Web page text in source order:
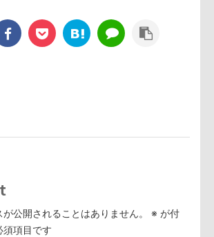
が公開されることはありません。 ※ が付
須項目です